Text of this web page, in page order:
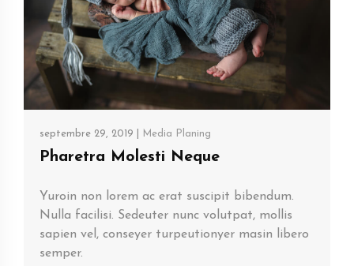
septembre 29, 2019 | Media Planing
Pharetra Molesti Neque
Yuroin non lorem ac erat suscipit bibendum.
Nulla facilisi. Sedeuter nunc volutpat, mollis
sapien vel, conseyer turpeutionyer masin libero
semper.